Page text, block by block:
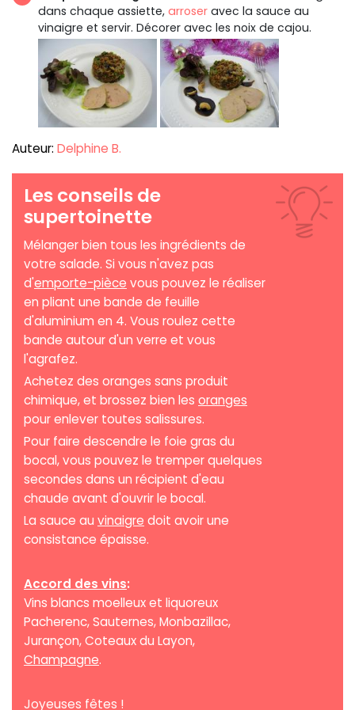
dans chaque assiette, arroser avec la sauce au
vinaigre et servir. Décorer avec les noix de cajou.
Auteur: Delphine B.
Les conseils de
supertoinette
Mélanger bien tous les ingrédients de
votre salade. Si vous n'avez pas
d'emporte-pièce vous pouvez le réaliser
en pliant une bande de feuille
d'aluminium en 4. Vous roulez cette
bande autour d'un verre et vous
l'agrafez.
Achetez des oranges sans produit
chimique, et brossez bien les oranges
pour enlever toutes salissures.
Pour faire descendre le foie gras du
bocal, vous pouvez le tremper quelques
secondes dans un récipient d'eau
chaude avant d'ouvrir le bocal.
La sauce au vinaigre doit avoir une
consistance épaisse.
Accord des vins:
Vins blancs moelleux et liquoreux
Pacherenc, Sauternes, Monbazillac,
Jurançon, Coteaux du Layon,
Champagne.
Joyeuses fêtes !